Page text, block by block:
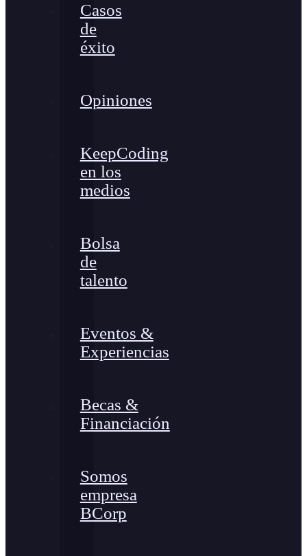
Casos
de
éxito
Opiniones
KeepCoding
en los
medios
Bolsa
de
talento
Eventos &
Experiencias
Becas &
Financiación
Somos
empresa
BCorp